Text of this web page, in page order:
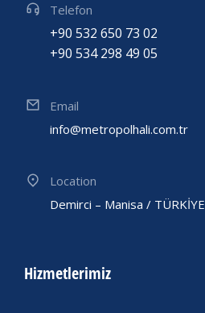
Telefon
+90 532 650 73 02
+90 534 298 49 05
Email
info@metropolhali.com.tr
Location
Demirci – Manisa / TÜRKİYE
Hizmetlerimiz